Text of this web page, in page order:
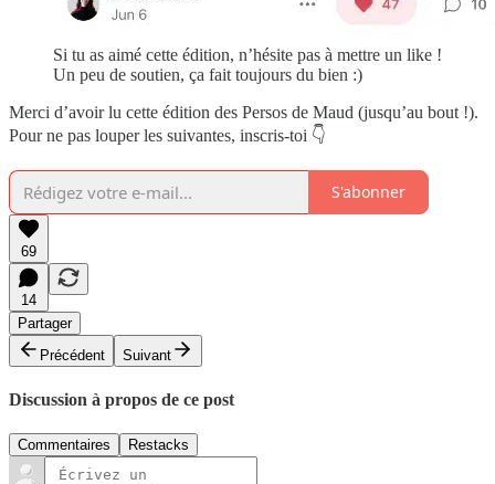
Si tu as aimé cette édition, n’hésite pas à mettre un like !
Un peu de soutien, ça fait toujours du bien :)
Merci d’avoir lu cette édition des Persos de Maud (jusqu’au bout !).
Pour ne pas louper les suivantes, inscris-toi 👇
S'abonner
69
14
Partager
Précédent
Suivant
Discussion à propos de ce post
Commentaires Restacks